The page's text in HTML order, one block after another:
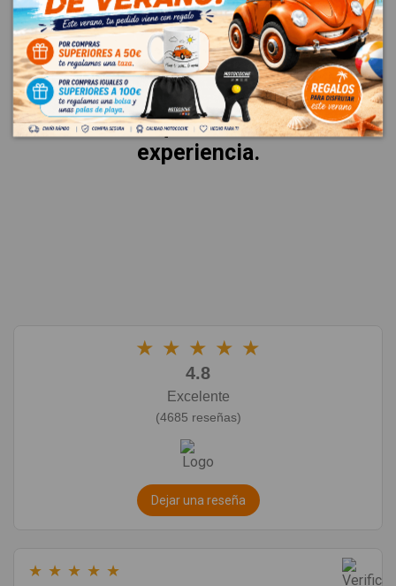
VALORACIONES
La mejor garantía es la voz de
nuestros clientes.
Esto es lo que dicen sobre su
experiencia.
★ ★ ★ ★ ★
4.8
Excelente
(4685 reseñas)
Dejar una reseña
★ ★ ★ ★ ★